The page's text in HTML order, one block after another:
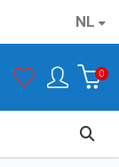
NL
0